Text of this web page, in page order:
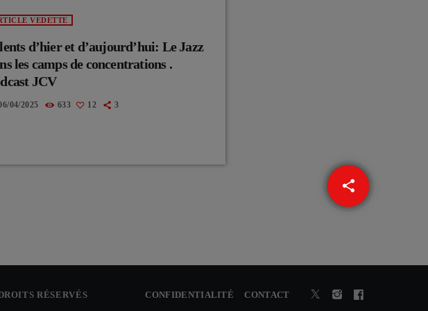
share
email
VEDETTE
d’hier et d’aujourd’hui: Le Jazz
les camps de concentrations .
JCV
04/2025 633 12 3
RÉSERVÉS CONFIDENTIALITÉ CONTACT